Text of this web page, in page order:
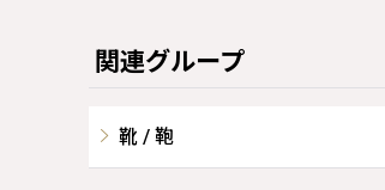
関連グループ
靴 / 鞄